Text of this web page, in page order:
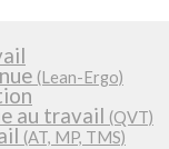
(Lean-Ergo)
au travail (QVT)
(AT, MP, TMS)